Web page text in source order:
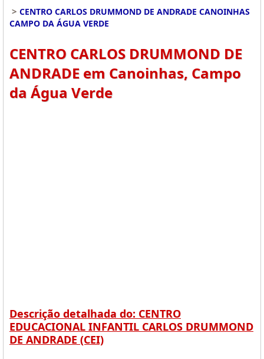
> CENTRO CARLOS DRUMMOND DE ANDRADE CANOINHAS
CAMPO DA ÁGUA VERDE
CENTRO CARLOS DRUMMOND DE
ANDRADE em Canoinhas, Campo
da Água Verde
Descrição detalhada do: CENTRO
EDUCACIONAL INFANTIL CARLOS DRUMMOND
DE ANDRADE (CEI)